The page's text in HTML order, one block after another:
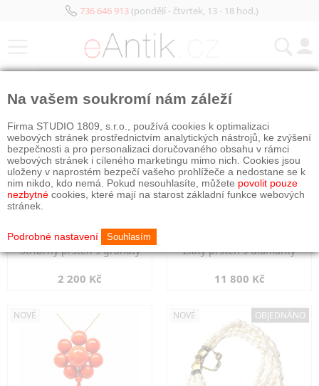
736 646 913(pondělí - čtvrtek, 13 - 18 hod.)
Stříbrný prsten s granáty
2 200 Kč
Zlatý prsten s diamanty
11 800 Kč
NOVÉ NOVÉ OBJEDNÁNO
Na vašem soukromí nám záleží
Firma STUDIO 1809, s.r.o., používá cookies k optimalizaci
webových stránek prostřednictvím analytických nástrojů, ke zvýšení
bezpečnosti a pro personalizaci doručovaného obsahu v rámci
webových stránek i cíleného marketingu mimo nich. Cookies jsou
uloženy v naprostém bezpečí vašeho prohlížeče a nedostane se k
nim nikdo, kdo nemá. Pokud nesouhlasíte, můžete povolit pouze
nezbytné cookies, které mají na starost základní funkce webových
stránek.
Podrobné nastavení Souhlasím